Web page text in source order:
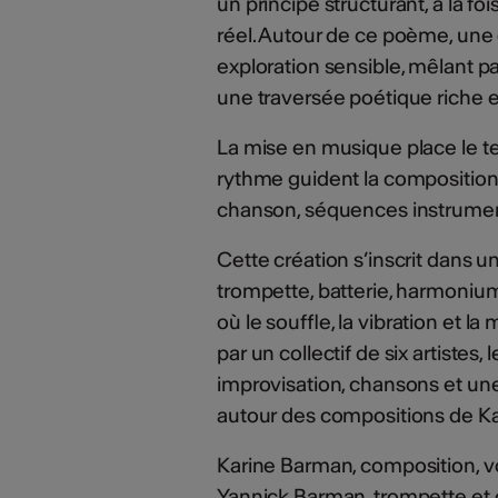
réel. Autour de ce poème,
exploration sensible, mêlant
une traversée poétique riche
La mise en musique place le
rythme guident la
chanson, séquences
Cette création s’inscrit dans
trompette, batterie,
où le souffle, la vibration et la
par un collectif de six artistes,
improvisation, chansons et
autour des compositions de
Karine Barman, composition,